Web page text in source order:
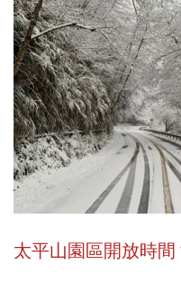
太平山園區開放時